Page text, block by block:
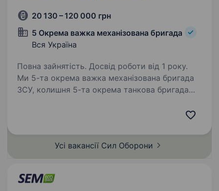
20 130 – 120 000 грн
5 Окрема важка механізована бригада
Вся Україна
Повна зайнятість. Досвід роботи від 1 року.
Ми 5-та окрема важка механізована бригада
ЗСУ, колишня 5-та окрема танкова бригада
позиції…
Усі вакансії Сил Оборони